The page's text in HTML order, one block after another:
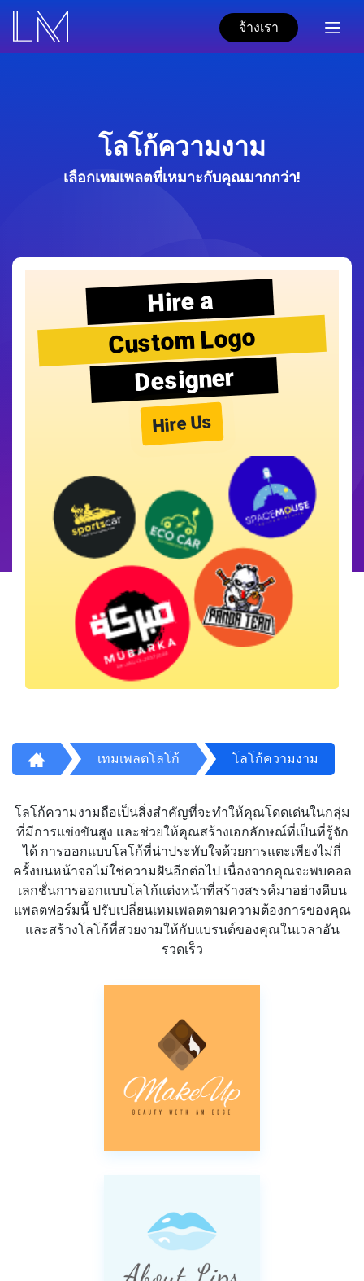
จ้างเรา
โลโก้ความงาม
เลือกเทมเพลตที่เหมาะกับคุณมากกว่า!
Hire a
Custom Logo
Designer
Hire Us
เทมเพลตโลโก้ โลโก้ความงาม
โลโก้ความงามถือเป็นสิ่งสำคัญที่จะทำให้คุณโดดเด่นในกลุ่ม
ที่มีการแข่งขันสูง และช่วยให้คุณสร้างเอกลักษณ์ที่เป็นที่รู้จัก
ได้ การออกแบบโลโก้ที่น่าประทับใจด้วยการแตะเพียงไม่กี่
ครั้งบนหน้าจอไม่ใช่ความฝันอีกต่อไป เนื่องจากคุณจะพบคอล
เลกชั่นการออกแบบโลโก้แต่งหน้าที่สร้างสรรค์มาอย่างดีบน
แพลตฟอร์มนี้ ปรับเปลี่ยนเทมเพลตตามความต้องการของคุณ
และสร้างโลโก้ที่สวยงามให้กับแบรนด์ของคุณในเวลาอัน
รวดเร็ว